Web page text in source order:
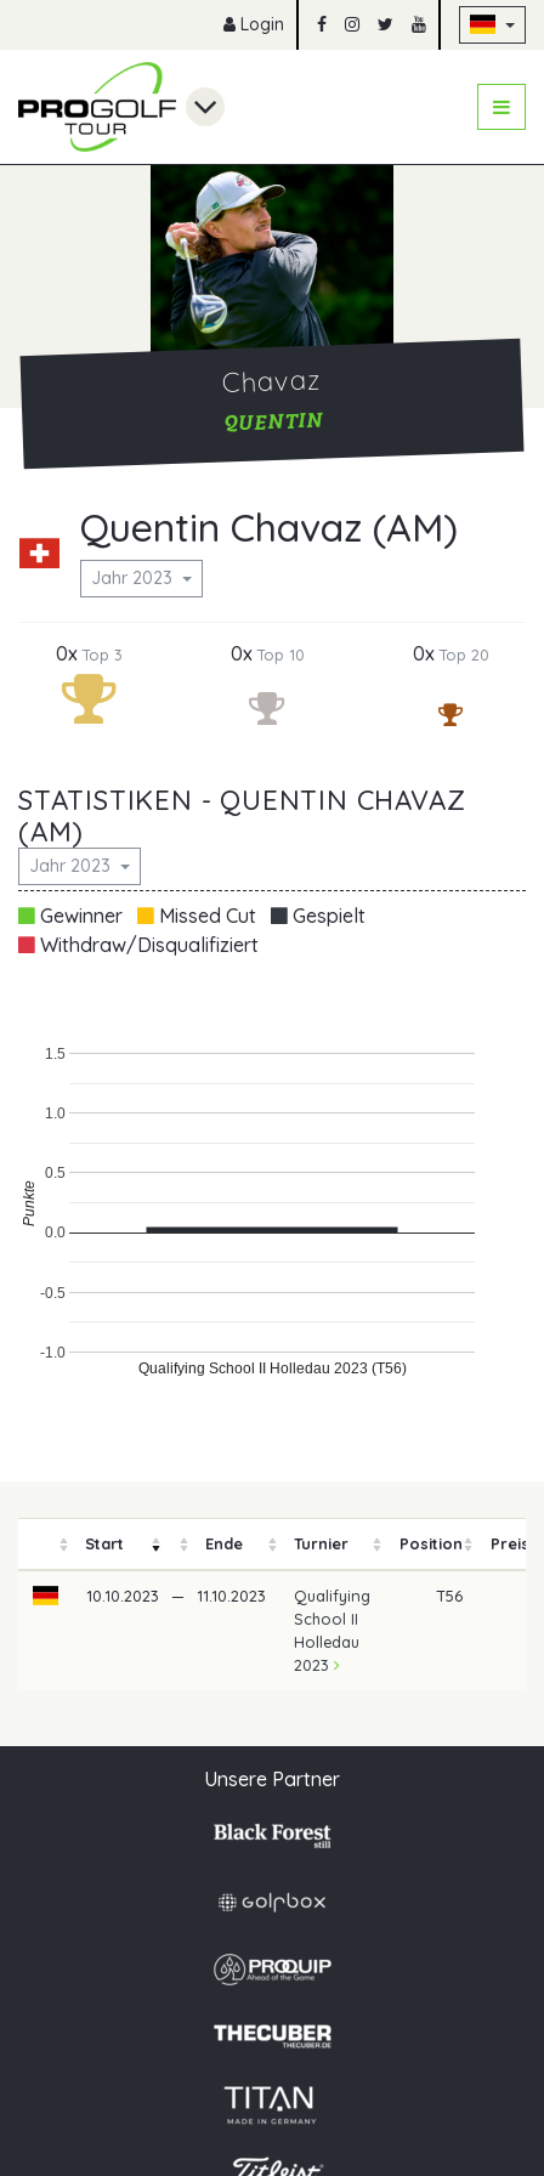
Login
Chavaz
QUENTIN
Quentin Chavaz (AM)
Jahr 2023
0xTop 3 0xTop 10 0xTop 20
STATISTIKEN - QUENTIN CHAVAZ
(AM)
Jahr 2023
Gewinner Missed Cut
Gespielt
Withdraw/Disqualifiziert
Qualifying School II Holledau 2023 (T56)
-1.0
-0.5
0.0
0.5
1.0
1.5
Punkte
Start Ende Turnier Position
10.10.2023 — 11.10.2023
Qualifying
School II
Holledau
2023
T56
Unsere Partner